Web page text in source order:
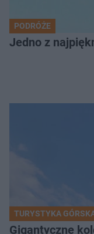
PODRÓŻE
Jedno z
TURYSTYKA
Gigantyczne